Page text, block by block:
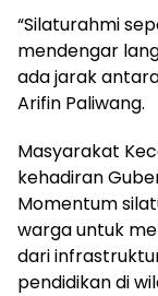
“Silaturahmi
mendengar
ada jarak
Arifin Paliwang.
Masyarakat
kehadiran
Momentum
warga untuk
dari
pendidikan di